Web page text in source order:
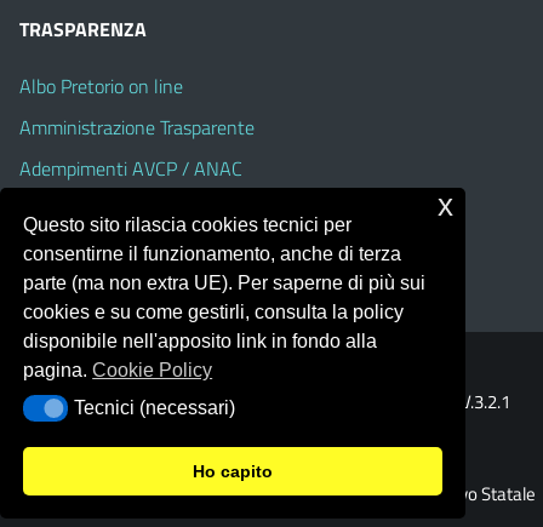
TRASPARENZA
Albo Pretorio on line
Amministrazione Trasparente
Adempimenti AVCP / ANAC
Dichiarazione di accessibilità
Portale realizzato con la piattaforma
Template Italia configurato sul tema accessibile
V.3.2.1
(Alioth)
© 2026 Istituto Comprensivo Statale
Questo sito rilascia cookies tecnici per
consentirne il funzionamento, anche di terza
parte (ma non extra UE). Per saperne di più sui
cookies e su come gestirli, consulta la policy
disponibile nell'apposito link in fondo alla
pagina.Cookie Policy
Tecnici (necessari)
Tecnici (necessari)
Ho capito
x